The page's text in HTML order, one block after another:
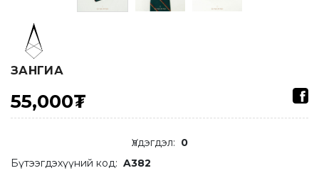
ЗАНГИА
55,000₮
Үлдэгдэл: 0
Бүтээгдэхүүний код: A382